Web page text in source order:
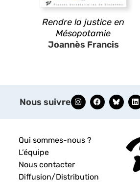
Rendre la justice en
Mésopotamie
Joannès Francis
Nous suivre
Qui sommes-nous ?
L’équipe
Nous contacter
Diffusion/Distribution